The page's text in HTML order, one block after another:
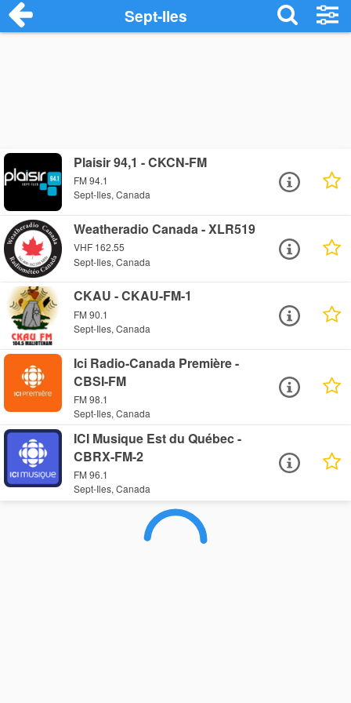
Sept-Iles
Plaisir 94,1 - CKCN-FM
FM 94.1
Sept-Iles, Canada
Weatheradio Canada - XLR519
VHF 162.55
Sept-Iles, Canada
CKAU - CKAU-FM-1
FM 90.1
Sept-Iles, Canada
Ici Radio-Canada Première -
CBSI-FM
FM 98.1
Sept-Iles, Canada
ICI Musique Est du Québec -
CBRX-FM-2
FM 96.1
Sept-Iles, Canada